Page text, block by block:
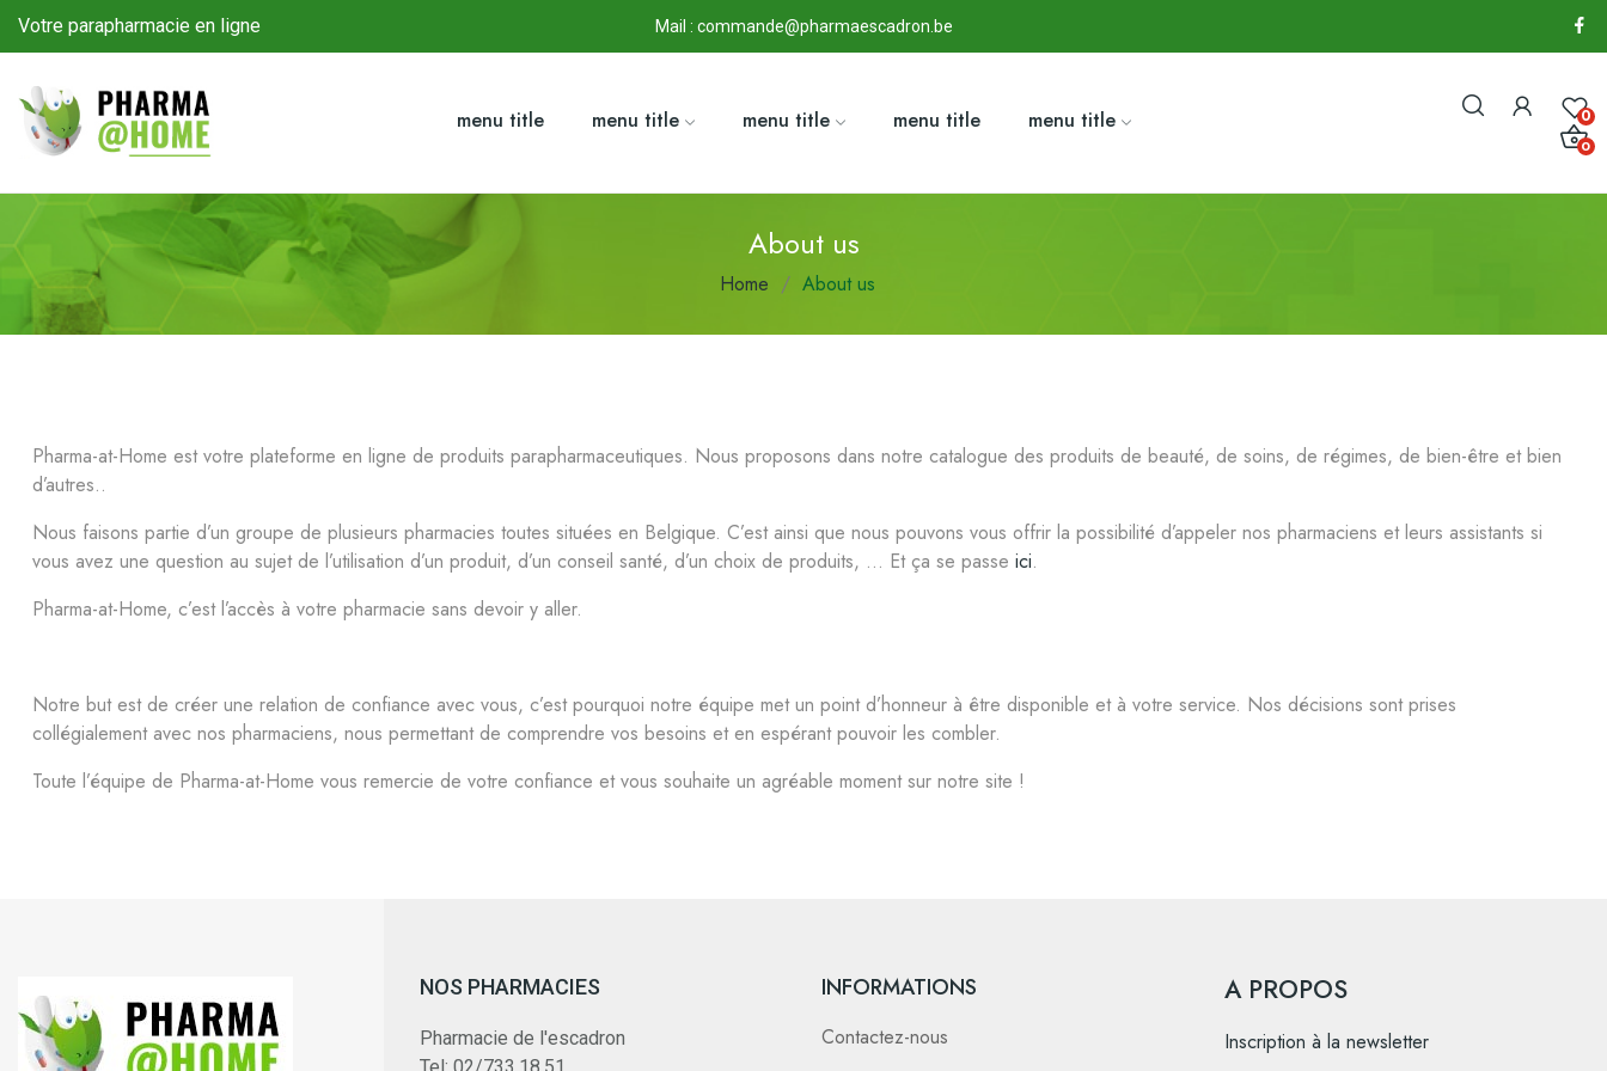
Votre parapharmacie en ligne Mail : commande@pharmaescadron.be
menu title menu title menu title menu title menu title 0
0
About us
Home About us
Pharma-at-Home est votre plateforme en ligne de produits parapharmaceutiques. Nous proposons dans notre catalogue des produits de beauté, de soins, de régimes, de bien-être et bien
d’autres..
Nous faisons partie d’un groupe de plusieurs pharmacies toutes situées en Belgique. C’est ainsi que nous pouvons vous offrir la possibilité d’appeler nos pharmaciens et leurs assistants si
vous avez une question au sujet de l’utilisation d’un produit, d’un conseil santé, d’un choix de produits, … Et ça se passe ici.
Pharma-at-Home, c’est l’accès à votre pharmacie sans devoir y aller.
Notre but est de créer une relation de confiance avec vous, c’est pourquoi notre équipe met un point d’honneur à être disponible et à votre service. Nos décisions sont prises
collégialement avec nos pharmaciens, nous permettant de comprendre vos besoins et en espérant pouvoir les combler.
Toute l’équipe de Pharma-at-Home vous remercie de votre confiance et vous souhaite un agréable moment sur notre site !
NOS PHARMACIES
Pharmacie de l'escadron
Tel: 02/733.18.51
INFORMATIONS
Contactez-nous
A PROPOS
Inscription à la newsletter